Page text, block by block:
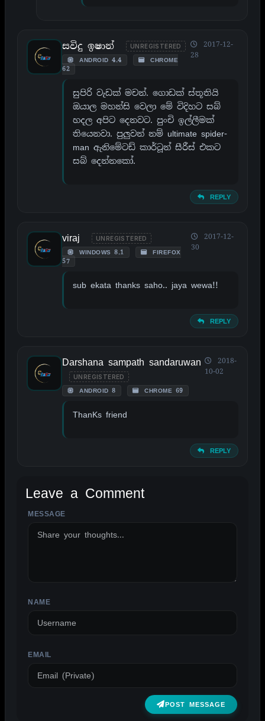
සවිදු ඉෂාන් UNREGISTERED
ANDROID 4.4
CHROME
62
2017-12-
28
සුපිරි වැඩක් මචන්. ගොඩක් ස්තූතියි
ඔයාල මහන්සි වෙලා මේ විදිහට සබ්
හදල අපිට දෙනවට. පුංචි ඉල්ලීමක්
තියෙනවා. පුලුවන් නම් ultimate spider-
man ඇනිමේටඩ් කාර්ටූන් සීරීස් එකට
සබ් දෙන්නකෝ.
REPLY
viraj UNREGISTERED
WINDOWS 8.1
FIREFOX
57
2017-12-
30
sub ekata thanks saho.. jaya wewa!!
REPLY
Darshana sampath sandaruwan
UNREGISTERED
ANDROID 8 CHROME 69
2018-
10-02
ThanKs friend
REPLY
Leave a Comment
MESSAGE
NAME
EMAIL
POST MESSAGE
ALTERNATIVE: